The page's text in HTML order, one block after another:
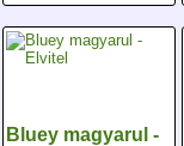
Bluey magyarul -